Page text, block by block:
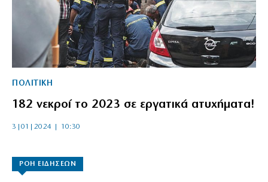
ΠΟΛΙΤΙΚΗ
182 νεκροί το 2023 σε εργατικά ατυχήματα!
3|01|2024 | 10:30
ΡΟΗ ΕΙΔΗΣΕΩΝ